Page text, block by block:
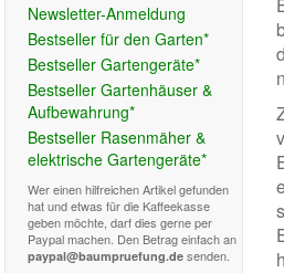
Newsletter-Anmeldung
Bestseller für den Garten*
Bestseller Gartengeräte*
Bestseller Gartenhäuser &
Aufbewahrung*
Bestseller Rasenmäher &
elektrische Gartengeräte*
Wer einen hilfreichen Artikel gefunden
hat und etwas für die Kaffeekasse
geben möchte, darf dies gerne per
Paypal machen. Den Betrag einfach an
paypal@baumpruefung.de senden.